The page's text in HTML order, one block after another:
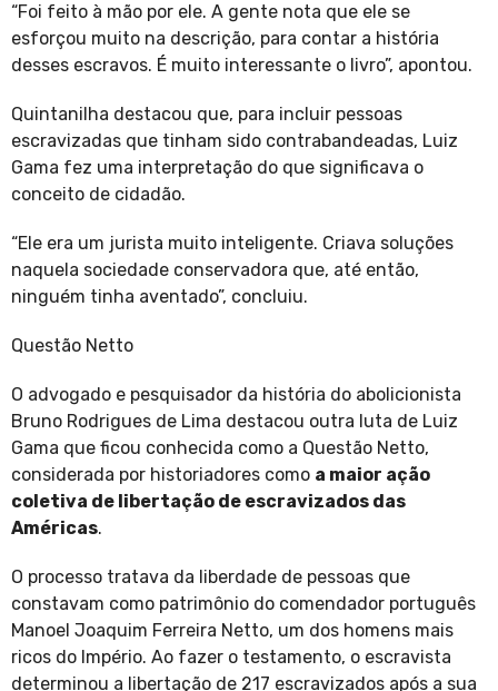
“Foi feito à mão por ele. A gente nota que ele se
esforçou muito na descrição, para contar a história
desses escravos. É muito interessante o livro”, apontou.
Quintanilha destacou que, para incluir pessoas
escravizadas que tinham sido contrabandeadas, Luiz
Gama fez uma interpretação do que significava o
conceito de cidadão.
“Ele era um jurista muito inteligente. Criava soluções
naquela sociedade conservadora que, até então,
ninguém tinha aventado”, concluiu.
Questão Netto
O advogado e pesquisador da história do abolicionista
Bruno Rodrigues de Lima destacou outra luta de Luiz
Gama que ficou conhecida como a Questão Netto,
considerada por historiadores como a maior ação
coletiva de libertação de escravizados das
Américas.
O processo tratava da liberdade de pessoas que
constavam como patrimônio do comendador português
Manoel Joaquim Ferreira Netto, um dos homens mais
ricos do Império. Ao fazer o testamento, o escravista
determinou a libertação de 217 escravizados após a sua